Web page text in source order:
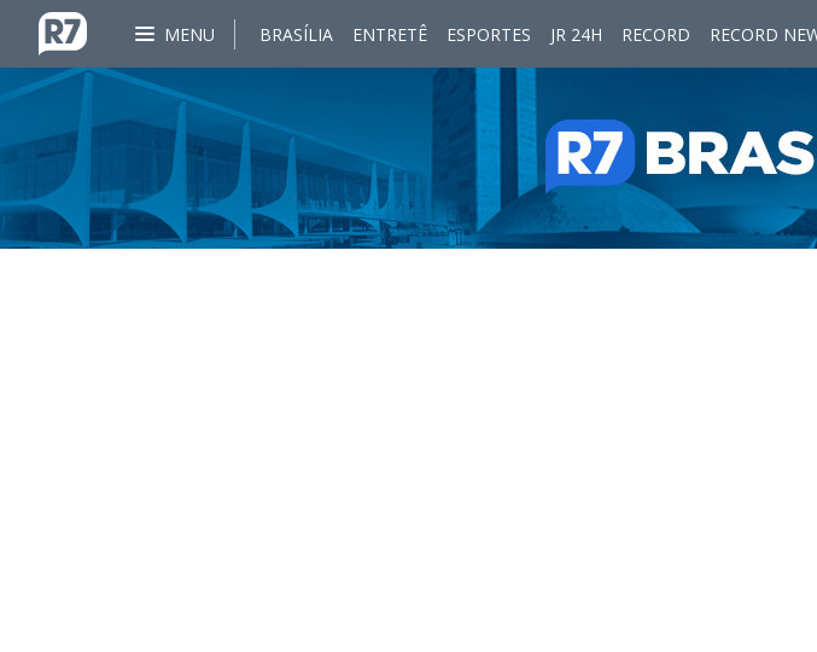
MENU BRASÍLIA ENTRETÊ ESPORTES JR 24H RECORD RECORD